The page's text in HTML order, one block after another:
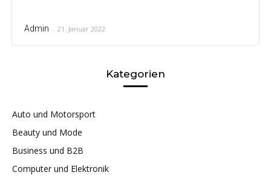
Admin - 21. Januar 2022
Kategorien
Auto und Motorsport
Beauty und Mode
Business und B2B
Computer und Elektronik